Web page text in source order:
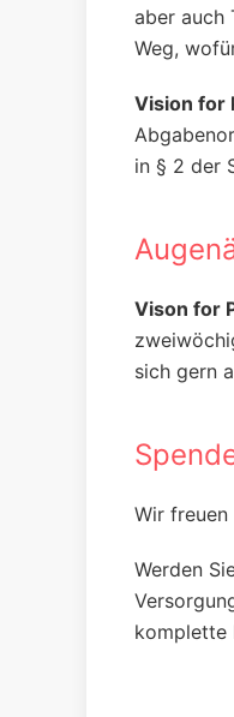
aber auch
Weg,
Vision for
in § 2 der
Vison for
sich gern
Wir freuen
Werden
komplette